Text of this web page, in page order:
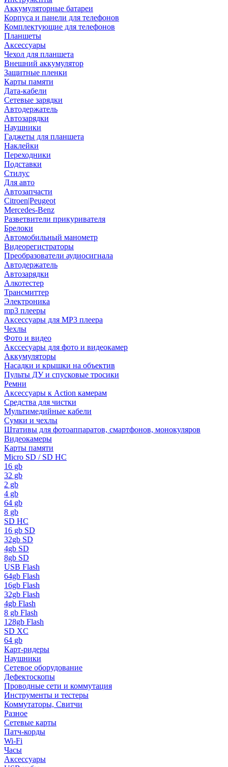
Аккумуляторные батареи
Корпуса и панели для телефонов
Комплектующие для телефонов
Планшеты
Аксессуары
Чехол для планшета
Внешний аккумулятор
Защитные пленки
Карты памяти
Дата-кабели
Сетевые зарядки
Автодержатель
Автозарядки
Наушники
Гаджеты для планшета
Наклейки
Переходники
Подставки
Стилус
Для авто
Автозапчасти
Citroen|Peugeot
Mercedes-Benz
Разветвители прикуривателя
Брелоки
Автомобильный манометр
Видеорегистраторы
Преобразователи аудиосигнала
Автодержатель
Автозарядки
Алкотестер
Трансмиттер
Электроника
mp3 плееры
Аксессуары для MP3 плеера
Чехлы
Фото и видео
Акссесуары для фото и видеокамер
Аккумуляторы
Насадки и крышки на объектив
Пульты ДУ и спусковые тросики
Ремни
Аксессуары к Action камерам
Средства для чистки
Мультимедийные кабели
Сумки и чехлы
Штативы для фотоаппаратов, смартфонов, монокуляров
Видеокамеры
Карты памяти
Micro SD / SD HC
16 gb
32 gb
2 gb
4 gb
64 gb
8 gb
SD HC
16 gb SD
32gb SD
4gb SD
8gb SD
USB Flash
64gb Flash
16gb Flash
32gb Flash
4gb Flash
8 gb Flash
128gb Flash
SD XC
64 gb
Карт-ридеры
Наушники
Сетевое оборудование
Дефектоскопы
Проводные сети и коммутация
Инструменты и тестеры
Коммутаторы, Свитчи
Разное
Сетевые карты
Патч-корды
Wi-Fi
Часы
Аксессуары